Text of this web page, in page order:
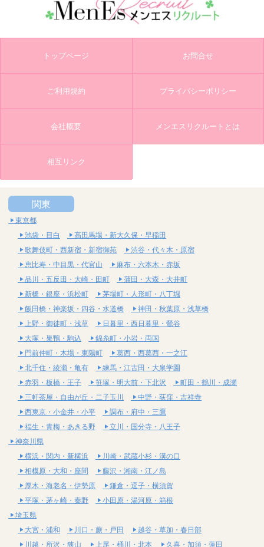
トップページ お問合せ
ご利用規約 プライバシーポリシー
会社概要 メンエスリクルートとは
相互リンク
関東
東京都
池袋・目白
高田馬場・新大久保・早稲田
歌舞伎町・西新宿・新宿御苑
渋谷・代々木・原宿
恵比寿・中目黒・代官山
麻布・六本木・赤坂
品川・五反田・大崎・田町
蒲田・大森・大井町
新橋・銀座・浜松町
茅場町・人形町・八丁堀
飯田橋・神楽坂・四谷・水道橋
神田・秋葉原・浅草橋
上野・御徒町・浅草
日暮里・西日暮里・鶯谷
大塚・巣鴨・駒込
錦糸町・小岩・両国
門前仲町・木場・東陽町
葛西・西葛西・一之江
北千住・綾瀬・亀有
練馬・江古田・大泉学園
赤羽・板橋・王子
笹塚・明大前・下北沢
町田・鶴川・成瀬
三軒茶屋・自由が丘・二子玉川
中野・荻窪・吉祥寺
西東京・小金井・小平
調布・府中・三鷹
福生・青梅・あきる野
立川・国分寺・八王子
神奈川県
横浜・関内・新横浜
川崎・武蔵小杉・溝の口
相模原・大和・座間
藤沢・湘南・江ノ島
厚木・海老名・伊勢原
鎌倉・逗子・横須賀
平塚・茅ヶ崎・秦野
小田原・湯河原・箱根
埼玉県
大宮・浦和
川口・蕨・戸田
越谷・草加・春日部
川越・所沢・狭山
上尾・桶川・北本 久喜・加須・蓮田